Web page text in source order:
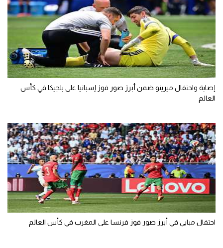
إصابة واحتفال ميرينو ضمن أبرز صور فوز إسبانيا على بلجيكا في كأس
العالم
احتفال مبابي في أبرز صور فوز فرنسا على المغرب في كأس العالم